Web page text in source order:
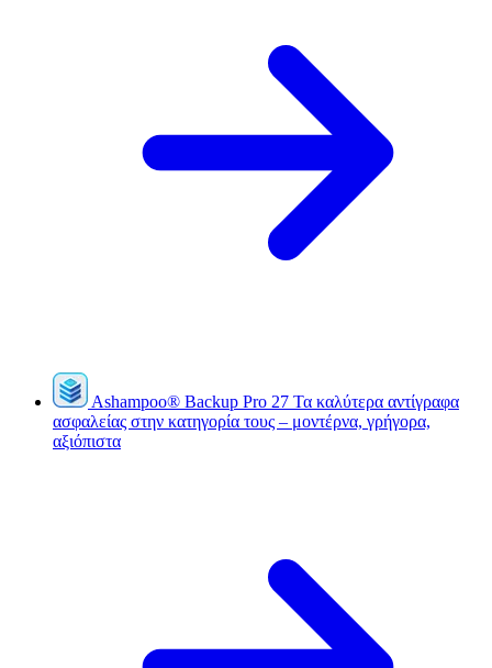
Ashampoo® Backup Pro 27 Τα καλύτερα αντίγραφα
ασφαλείας στην κατηγορία τους – μοντέρνα, γρήγορα,
αξιόπιστα